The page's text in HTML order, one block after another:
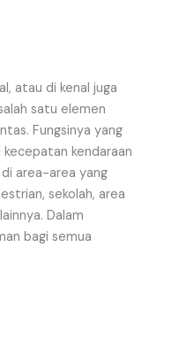
atau di kenal juga
satu elemen
Fungsinya yang
kendaraan
area-area yang
sekolah, area
Dalam
bagi semua